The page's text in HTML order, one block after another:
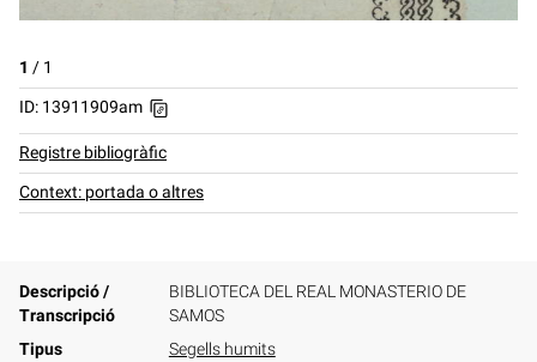
1 / 1
ID: 13911909am
Registre bibliogràfic
Context: portada o altres
Descripció /
Transcripció
BIBLIOTECA DEL REAL MONASTERIO DE
SAMOS
Tipus
Segells humits